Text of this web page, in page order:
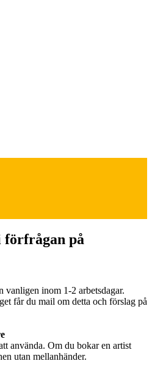
förfrågan på
vanligen inom 1-2 arbetsdagar.
får du mail om detta och förslag på
använda. Om du bokar en artist
utan mellanhänder.